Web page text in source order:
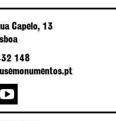
Capelo, 13
148